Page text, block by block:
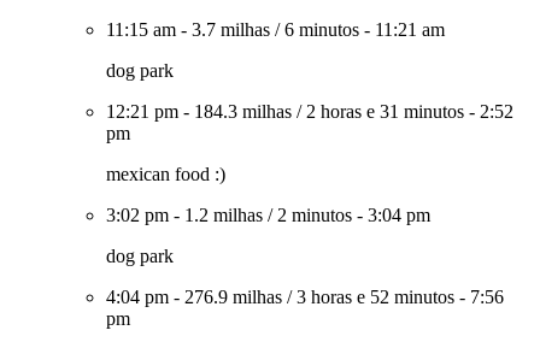
11:15 am - 3.7 milhas /6 minutos - 11:21 am
dog park
12:21 pm - 184.3 milhas / 2 horas e 31 minutos - 2:52
pm
mexican food :)
3:02 pm - 1.2 milhas / 2 minutos - 3:04 pm
dog park
4:04 pm - 276.9 milhas /3 horas e 52 minutos - 7:56
pm